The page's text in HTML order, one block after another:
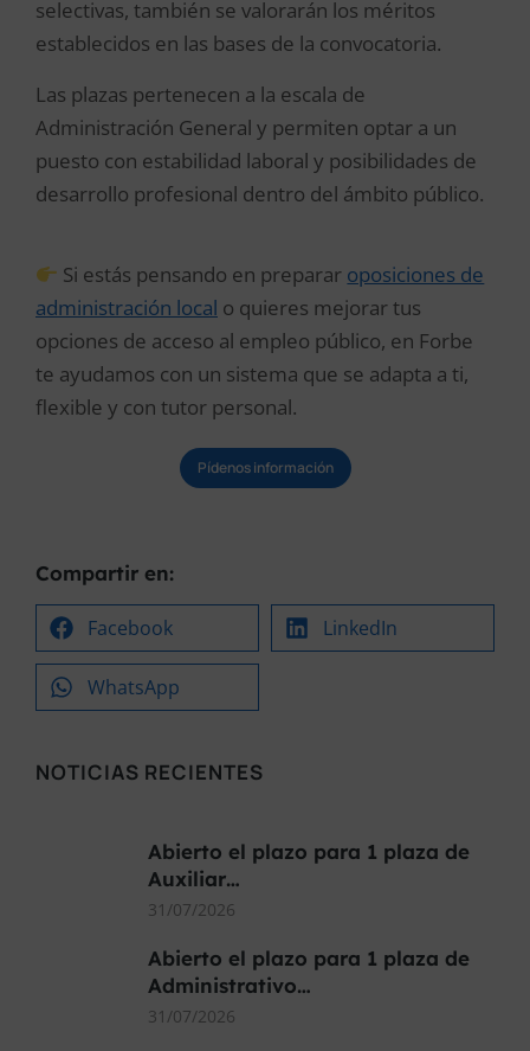
selectivas, también se valorarán los méritos
establecidos en las bases de la convocatoria.
Las plazas pertenecen a la escala de
Administración General y permiten optar a un
puesto con estabilidad laboral y posibilidades de
desarrollo profesional dentro del ámbito público.
Si estás pensando en preparar oposiciones de
administración local o quieres mejorar tus
opciones de acceso al empleo público, en Forbe
te ayudamos con un sistema que se adapta a ti,
flexible y con tutor personal.
Pídenos información
Compartir en:
Facebook LinkedIn
WhatsApp
NOTICIAS RECIENTES
Abierto el plazo para 1 plaza de
Auxiliar…
31/07/2026
Abierto el plazo para 1 plaza de
Administrativo…
31/07/2026